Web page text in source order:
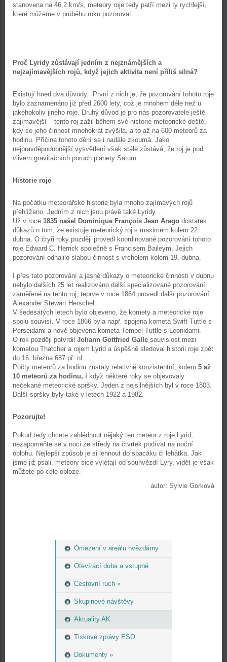
Omezení v areálu hvězdárny
Otevírací doba a vstupné
Cestovní ruch »
Skupinové návštěvy
Aktuality AK
Tiskové zprávy ESO
Dokumenty »
stanovena na 46,2 km/s, meteory roje tedy patří mezi ty rychlejší,
které můžeme v průběhu roku pozorovat.
Proč Lyridy zůstávají jedním z nejznámějších a
nejzajímavějších rojů, když jejich aktivita není příliš silná?
Existují hned dva důvody. První z nich je, že pozorování tohoto roje
bylo zaznamenáno již před 2600 lety, což je mnohem déle než u
jakéhokoliv jiného roje. Druhý důvod je pro nás pozorovatele ještě
zajímavější – tento roj zažil během své historie meteorické deště,
kdy se jeho činnost mnohokrát zvýšila, a to až na 600 meteorů za
hodinu. Příčina tohoto dění se i nadále zkoumá. Jako
nejpravděpodobnější vysvětlení však stále zůstává, že roj je pod
vlivem gravitačních poruch planety Saturn.
Historie roje
Na počátku meteorářské historie byla mnoho zajímavých rojů
přehlíženo. Jedním z nich jsou právě také Lyridy. .
Už v roce 1835 našel Dominique François Jean Arago dostatek
důkazů o tom, že existuje meteorický roj s maximem kolem 22.
dubna. O čtyři roky později provedl koordinované pozorování tohoto
roje Edward C. Herrick společně s Francisem Baileym. Jejich
pozorování odhalilo slabou činnost s vrcholem kolem 19. dubna.
I přes tato pozorování a jasné důkazy o meteorické činnosti v dubnu
nebylo dalších 25 let realizováno další specializované pozorování
zaměřené na tento roj, teprve v roce 1864 provedl další pozorování
Alexander Stewart Herschel.
V šedesátých letech bylo objeveno, že komety a meteorické roje
spolu souvisí. V roce 1866 byla např. spojena kometa Swift-Tuttle s
Perseidami a nově objevená kometa Tempel-Tuttle s Leonidami.
O rok později potvrdil Johann Gottfried Galle souvislost mezi
kometou Thatcher a rojem Lyrid a úspěšně sledoval historii roje zpět
do 16. března 687 př. nl.
Počty meteorů za hodinu zůstaly relativně konzistentní, kolem 5 až
10 meteorů za hodinu, i když některé roky se objevovaly
nečekané meteorické spršky. Jeden z nejsilnějších byl v roce 1803.
Další spršky byly také v letech 1922 a 1982.
Pozorujte!
Pokud tedy chcete zahlédnout nějaký ten meteor z roje Lyrid,
nezapomeňte se v noci ze středy na čtvrtek podívat na noční
oblohu. Nejlepší způsob je si lehnout do spacáku či lehátka. Jak
jsme již psali, meteory sice vylétají od souhvězdí Lyry, vidět je však
můžete po celé obloze.
autor: Sylvie Gorková